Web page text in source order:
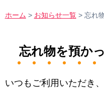
ホーム > お知らせ一覧> 忘れ
忘れ物を預か
いつもご利用いただき